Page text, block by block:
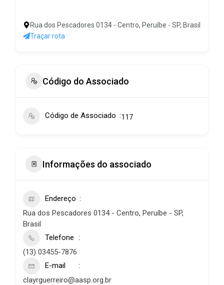
Rua dos Pescadores 0134 - Centro, Peruíbe - SP, Brasil
Traçar rota
Código do Associado
Código de Associado 117
Informações do associado
Endereço
Rua dos Pescadores 0134 - Centro, Peruíbe - SP,
Brasil
Telefone
(13) 03455-7876
E-mail
clayrguerreiro@aasp.org.br